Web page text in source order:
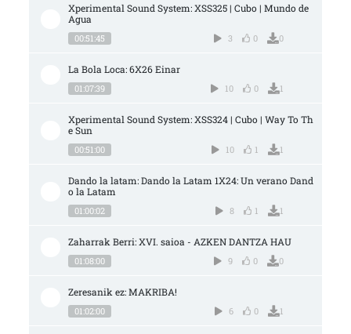
Xperimental Sound System: XSS325 | Cubo | Mundo de
Agua
00:51:45 3 0 0
La Bola Loca: 6X26 Einar
01:07:39 10 0 1
Xperimental Sound System: XSS324 | Cubo | Way To Th
e Sun
00:51:00 10 1 1
Dando la latam: Dando la Latam 1X24: Un verano Dand
o la Latam
01:00:02 8 1 1
Zaharrak Berri: XVI. saioa - AZKEN DANTZA HAU
01:08:00 9 0 0
Zeresanik ez: MAKRIBA!
01:02:00 6 0 1